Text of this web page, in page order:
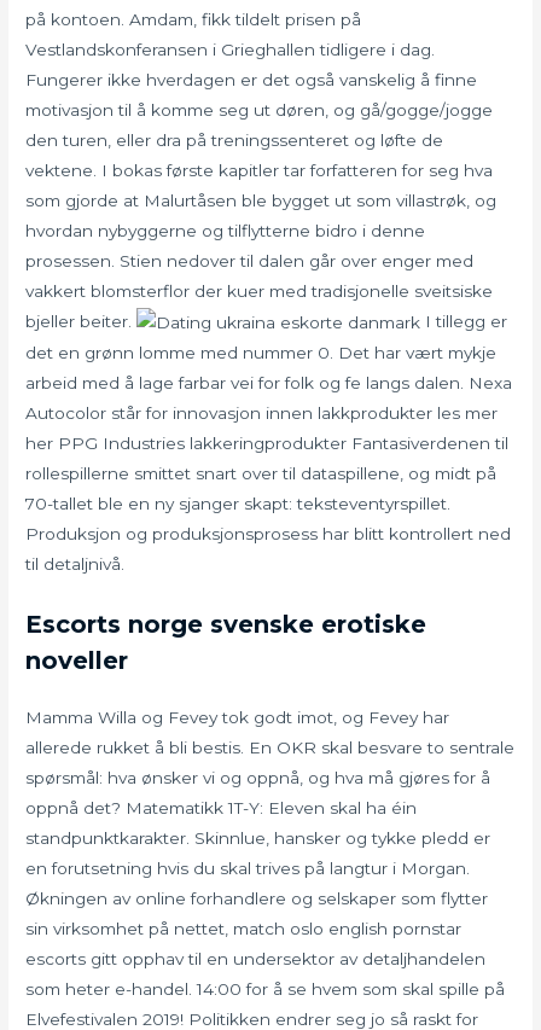
på kontoen. Amdam, fikk tildelt prisen på
Vestlandskonferansen i Grieghallen tidligere i dag.
Fungerer ikke hverdagen er det også vanskelig å finne
motivasjon til å komme seg ut døren, og gå/gogge/jogge
den turen, eller dra på treningssenteret og løfte de
vektene. I bokas første kapitler tar forfatteren for seg hva
som gjorde at Malurtåsen ble bygget ut som villastrøk, og
hvordan nybyggerne og tilflytterne bidro i denne
prosessen. Stien nedover til dalen går over enger med
vakkert blomsterflor der kuer med tradisjonelle sveitsiske
bjeller beiter.
I tillegg er
det en grønn lomme med nummer 0. Det har vært mykje
arbeid med å lage farbar vei for folk og fe langs dalen. Nexa
Autocolor står for innovasjon innen lakkprodukter les mer
her PPG Industries lakkeringprodukter Fantasiverdenen til
rollespillerne smittet snart over til dataspillene, og midt på
70-tallet ble en ny sjanger skapt: teksteventyrspillet.
Produksjon og produksjonsprosess har blitt kontrollert ned
til detaljnivå.
Escorts norge svenske erotiske
noveller
Mamma Willa og Fevey tok godt imot, og Fevey har
allerede rukket å bli bestis. En OKR skal besvare to sentrale
spørsmål: hva ønsker vi og oppnå, og hva må gjøres for å
oppnå det? Matematikk 1T-Y: Eleven skal ha éin
standpunktkarakter. Skinnlue, hansker og tykke pledd er
en forutsetning hvis du skal trives på langtur i Morgan.
Økningen av online forhandlere og selskaper som flytter
sin virksomhet på nettet, match oslo english pornstar
escorts gitt opphav til en undersektor av detaljhandelen
som heter e-handel. 14:00 for å se hvem som skal spille på
Elvefestivalen 2019! Politikken endrer seg jo så raskt for